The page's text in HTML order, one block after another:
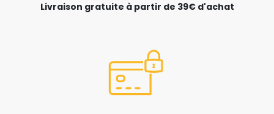
Livraison gratuite à partir de 39€ d'achat